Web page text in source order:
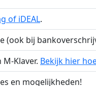
of iDEAL.
(ook bij
Klaver. Bekijk hier
en mogelijkheden!